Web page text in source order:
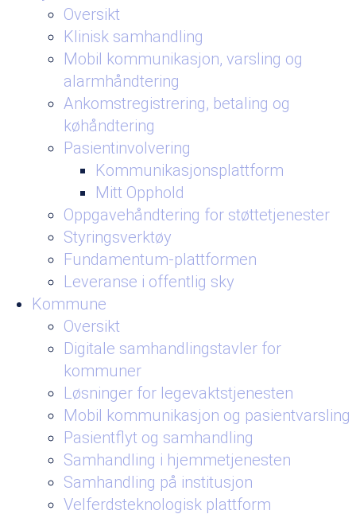
Oversikt
Klinisk samhandling
Mobil kommunikasjon, varsling og
alarmhåndtering
Ankomstregistrering, betaling og
køhåndtering
Pasientinvolvering
Kommunikasjonsplattform
Mitt Opphold
Oppgavehåndtering for støttetjenester
Styringsverktøy
Fundamentum-plattformen
Leveranse i offentlig sky
Kommune
Oversikt
Digitale samhandlingstavler for
kommuner
Løsninger for legevaktstjenesten
Mobil kommunikasjon og pasientvarsling
Pasientflyt og samhandling
Samhandling i hjemmetjenesten
Samhandling på institusjon
Velferdsteknologisk plattform